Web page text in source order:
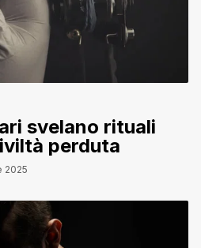
svelano rituali
perduta
2025